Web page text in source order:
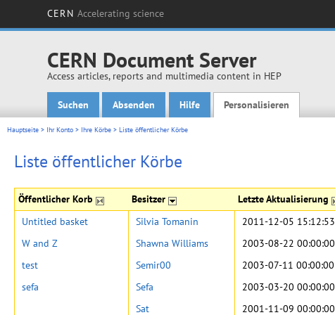
CERN Accelerating science
CERN Document Server
Access articles, reports and multimedia content in HEP
Main menu
Suchen Absenden Hilfe Personalisieren
Hauptseite > Ihr Konto > Ihre Körbe > Liste öffentlicher Körbe
Liste öffentlicher Körbe
Öffentlicher Korb Besitzer Letzte Aktualisierung
Untitled basket Silvia Tomanin 2011-12-05 15:12:53
W and Z
Shawna Williams 2003-08-22 00:00:00
test
Semir00 2003-07-11 00:00:00
sefa
Sefa 2003-03-20 00:00:00
Sat
2001-11-09 00:00:00